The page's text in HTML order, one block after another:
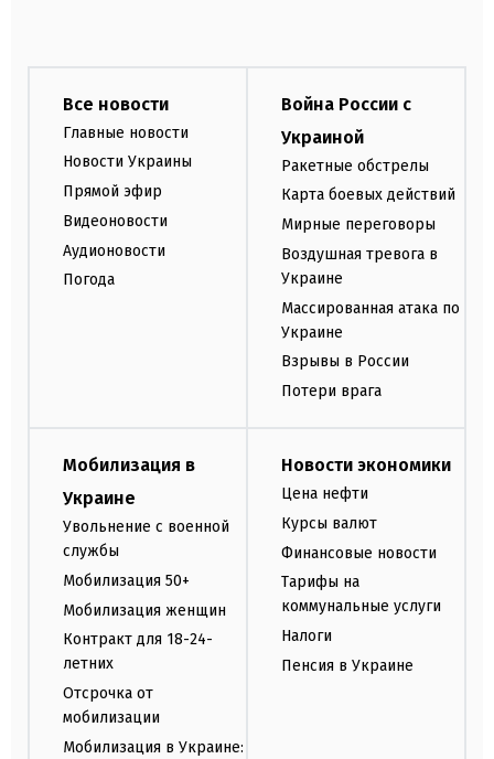
Все новости
Главные новости
Новости Украины
Прямой эфир
Видеоновости
Аудионовости
Погода
Война России с
Украиной
Ракетные обстрелы
Карта боевых действий
Мирные переговоры
Воздушная тревога в
Украине
Массированная атака по
Украине
Взрывы в России
Потери врага
Мобилизация в
Украине
Увольнение с военной
службы
Мобилизация 50+
Мобилизация женщин
Контракт для 18-24-
летних
Отсрочка от
мобилизации
Мобилизация в Украине:
Новости экономики
Цена нефти
Курсы валют
Финансовые новости
Тарифы на
коммунальные услуги
Налоги
Пенсия в Украине